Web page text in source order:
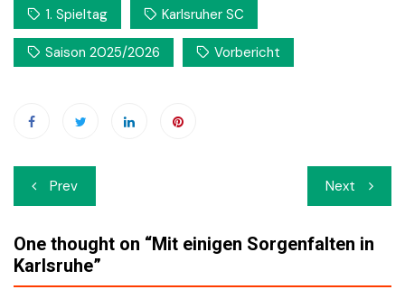
1. Spieltag Karlsruher SC
Saison 2025/2026 Vorbericht
Beitrags-
Navigation
Prev Next
One thought on “Mit einigen Sorgenfalten in
Karlsruhe”